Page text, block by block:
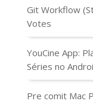
Git Workflow
Votes
YouCine App:
Séries no
Pre comit Mac